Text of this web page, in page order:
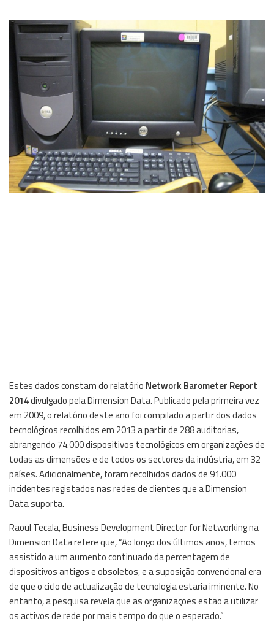
Estes dados constam do relatório Network Barometer Report
2014divulgado pela Dimension Data. Publicado pela primeira vez
em 2009, o relatório deste ano foi compilado a partir dos dados
tecnológicos recolhidos em 2013 a partir de 288 auditorias,
abrangendo 74.000 dispositivos tecnológicos em organizações de
todas as dimensões e de todos os sectores da indústria, em 32
países. Adicionalmente, foram recolhidos dados de 91.000
incidentes registados nas redes de clientes que a Dimension
Data suporta.
Raoul Tecala, Business Development Director for Networking na
Dimension Data refere que, “Ao longo dos últimos anos, temos
assistido a um aumento continuado da percentagem de
dispositivos antigos e obsoletos, e a suposição convencional era
de que o ciclo de actualização de tecnologia estaria iminente. No
entanto, a pesquisa revela que as organizações estão a utilizar
os activos de rede por mais tempo do que o esperado.”